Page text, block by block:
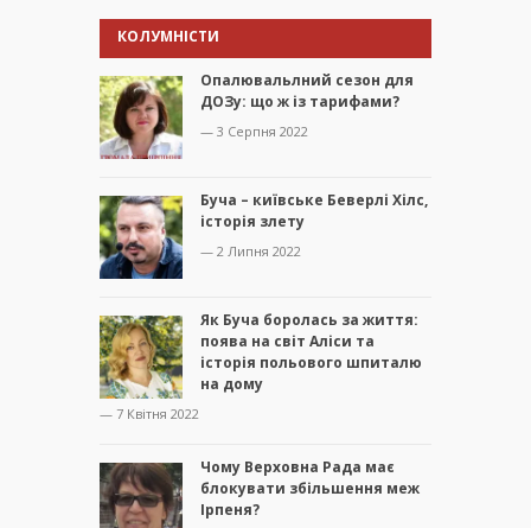
КОЛУМНІСТИ
Опалювальлний сезон для
ДОЗу: що ж із тарифами?
— 3 Серпня 2022
Буча – київське Беверлі Хілс,
історія злету
— 2 Липня 2022
Як Буча боролась за життя:
поява на світ Аліси та
історія польового шпиталю
на дому
— 7 Квітня 2022
Чому Верховна Рада має
блокувати збільшення меж
Ірпеня?